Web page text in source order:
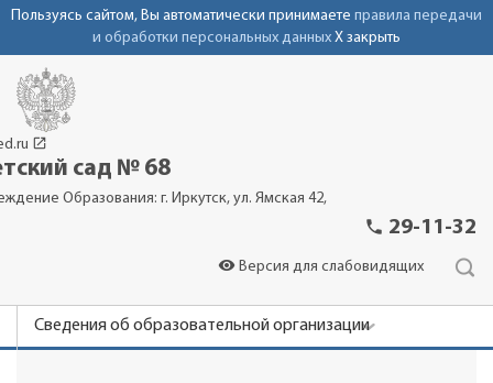
Пользуясь сайтом, Вы автоматически принимаете правила передачи
и обработки персональных данных X закрыть
launch
сад № 68
Образования: г. Иркутск, ул. Ямская 42,
phone 29-11-32
visibility Версия для слабовидящих
Сведения об образовательной организации